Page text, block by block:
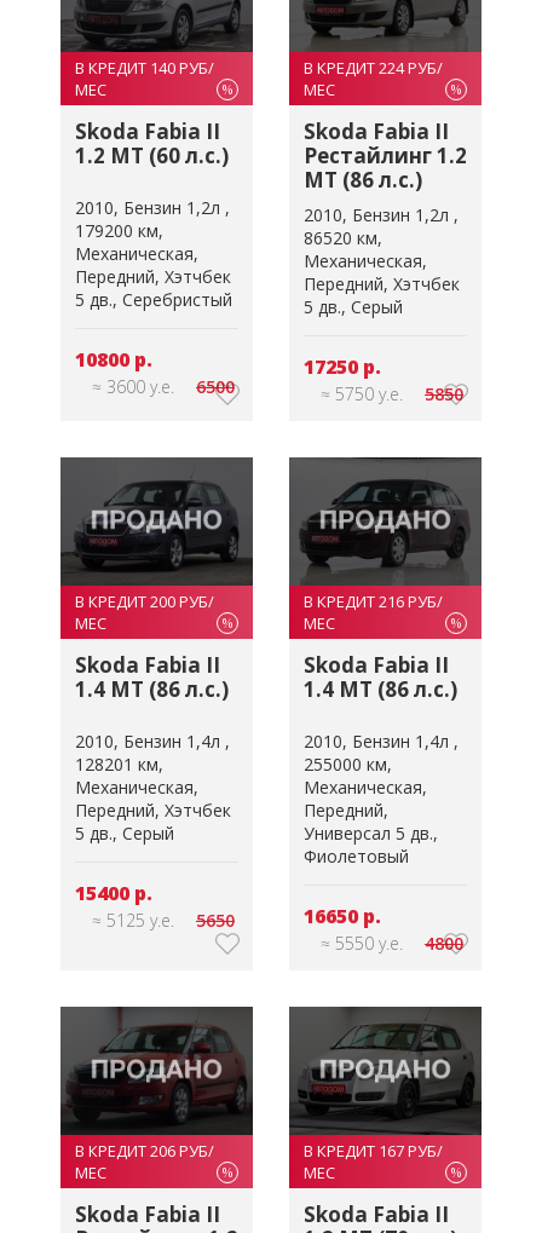
В КРЕДИТ 140 РУБ/
МЕС
%
Skoda Fabia II
1.2 MT (60 л.с.)
2010 Бензин 1,2л
179200 км
Механическая
Передний Хэтчбек
5 дв. Серебристый
10800 р.
≈ 3600 у.е. 6500
В КРЕДИТ 224 РУБ/
МЕС
%
Skoda Fabia II
Рестайлинг 1.2
MT (86 л.с.)
2010 Бензин 1,2л
86520 км
Механическая
Передний Хэтчбек
5 дв. Серый
17250 р.
≈ 5750 у.е. 5850
В КРЕДИТ 200 РУБ/
МЕС
%
Skoda Fabia II
1.4 MT (86 л.с.)
2010 Бензин 1,4л
128201 км
Механическая
Передний Хэтчбек
5 дв. Серый
15400 р.
≈ 5125 у.е. 5650
В КРЕДИТ 216 РУБ/
МЕС
%
Skoda Fabia II
1.4 MT (86 л.с.)
2010 Бензин 1,4л
255000 км
Механическая
Передний
Универсал 5 дв.
Фиолетовый
16650 р.
≈ 5550 у.е. 4800
В КРЕДИТ 206 РУБ/
МЕС
%
Skoda Fabia II
В КРЕДИТ 167 РУБ/
МЕС
%
Skoda Fabia II